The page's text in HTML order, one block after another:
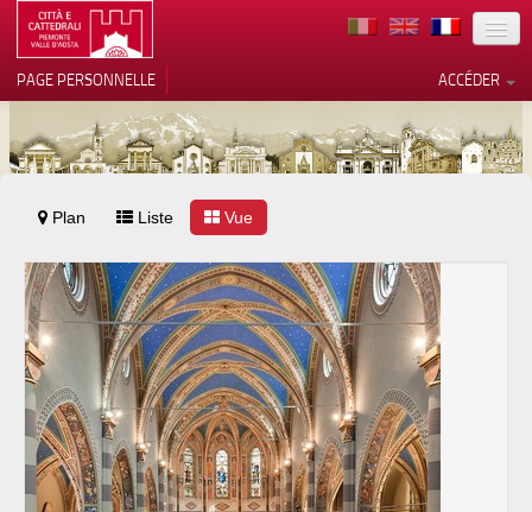
TERRITOIRE
ARCHITECTURE
MUSÉES
ITINÉRAIRES
EVÉNEMENTS
ACCUEIL
BÉNÉVOLES
CONTACTS
PRESS
ACCÉDER
PAGE PERSONNELLE
Plan Liste Vue
Notification lors de la collecte
Vos choix en matière de
confidentialité